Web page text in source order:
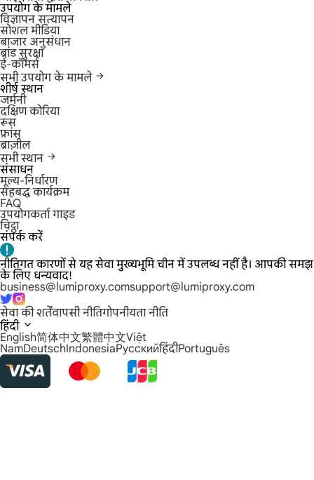
उपयोग के मामले
विज्ञापन सत्यापन
सोशल मीडिया
बाजार अनुसंधान
ब्रांड सुरक्षा
ई-कॉमर्स
सभी उपयोग के मामले
शीर्ष स्थान
जर्मनी
दक्षिण कोरिया
रूस
फ्रांस
ब्राज़ील
सभी स्थान
संसाधन
मूल्य-निर्धारण
सहबद्ध कार्यक्रम
FAQ
उपयोगकर्ता गाइड
चिट्ठा
संपर्क करें
नीतिगत कारणों से यह सेवा मुख्यभूमि चीन में उपलब्ध नहीं है। आपकी समझ
के लिए धन्यवाद!
business@lumiproxy.comsupport@lumiproxy.com
सेवा की शर्तेंवापसी नीतिगोपनीयता नीति
हिंदी
English简体中文繁體中文Việt
NamDeutschIndonesiaРусскийहिंदीPortuguês